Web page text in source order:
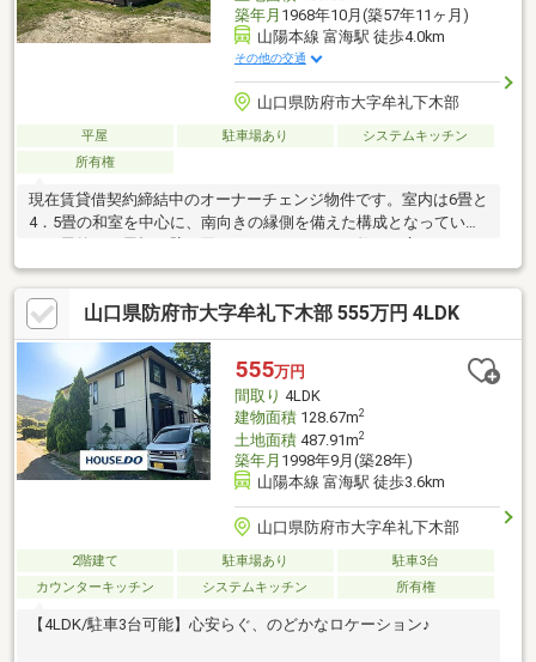
築年月 1968年10月(築57年11ヶ月)
山陽本線 富海駅 徒歩4.0km
その他の交通
山口県防府市大字牟礼下木部
平屋 駐車場あり
システムキッチン
所有権
現在賃貸借契約締結中のオーナーチェンジ物件です。室内は6畳と
4．5畳の和室を中心に、南向きの縁側を備えた構成となっていま
クヤードを完備してお
山口県防府市大字牟礼下木部 555万円 4LDK
555万円
間取り 4LDK
建物面積128.67m2
土地面積487.91m2
築年月 1998年9月(築28年)
山陽本線 富海駅 徒歩3.6km
山口県防府市大字牟礼下木部
2階建て 駐車場あり
駐車3台
カウンターキッチン
システムキッチン 所有権
【4LDK/駐車3台可能】心安らぐ、のどかなロケーション♪